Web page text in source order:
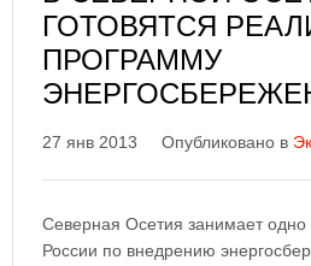
ГОТОВЯТСЯ
ПРОГРАММУ
27 янв 2013 Опубликовано в
Северная Осетия занимает одно
России по внедрению